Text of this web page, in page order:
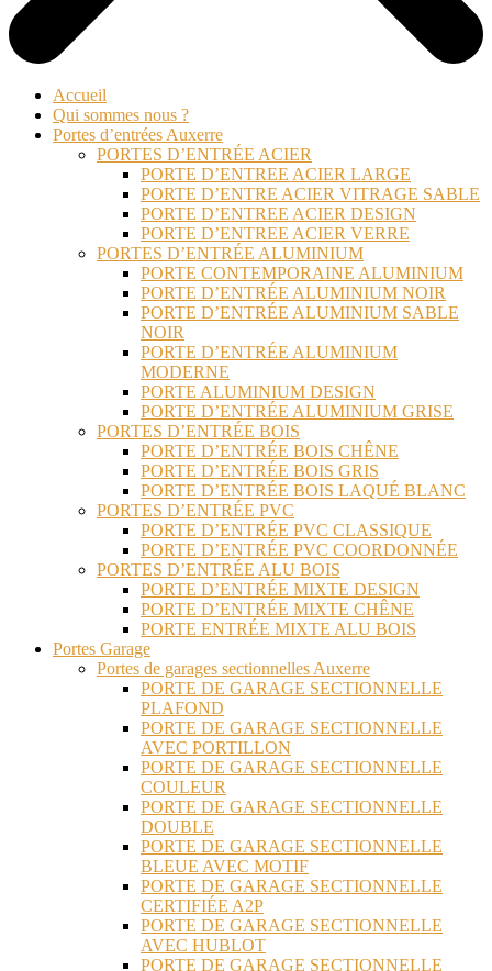
Accueil
Qui sommes nous ?
Portes d’entrées Auxerre
PORTES D’ENTRÉE ACIER
PORTE D’ENTREE ACIER LARGE
PORTE D’ENTRE ACIER VITRAGE SABLE
PORTE D’ENTREE ACIER DESIGN
PORTE D’ENTREE ACIER VERRE
PORTES D’ENTRÉE ALUMINIUM
PORTE CONTEMPORAINE ALUMINIUM
PORTE D’ENTRÉE ALUMINIUM NOIR
PORTE D’ENTRÉE ALUMINIUM SABLE
NOIR
PORTE D’ENTRÉE ALUMINIUM
MODERNE
PORTE ALUMINIUM DESIGN
PORTE D’ENTRÉE ALUMINIUM GRISE
PORTES D’ENTRÉE BOIS
PORTE D’ENTRÉE BOIS CHÊNE
PORTE D’ENTRÉE BOIS GRIS
PORTE D’ENTRÉE BOIS LAQUÉ BLANC
PORTES D’ENTRÉE PVC
PORTE D’ENTRÉE PVC CLASSIQUE
PORTE D’ENTRÉE PVC COORDONNÉE
PORTES D’ENTRÉE ALU BOIS
PORTE D’ENTRÉE MIXTE DESIGN
PORTE D’ENTRÉE MIXTE CHÊNE
PORTE ENTRÉE MIXTE ALU BOIS
Portes Garage
Portes de garages sectionnelles Auxerre
PORTE DE GARAGE SECTIONNELLE
PLAFOND
PORTE DE GARAGE SECTIONNELLE
AVEC PORTILLON
PORTE DE GARAGE SECTIONNELLE
COULEUR
PORTE DE GARAGE SECTIONNELLE
DOUBLE
PORTE DE GARAGE SECTIONNELLE
BLEUE AVEC MOTIF
PORTE DE GARAGE SECTIONNELLE
CERTIFIÉE A2P
PORTE DE GARAGE SECTIONNELLE
AVEC HUBLOT
PORTE DE GARAGE SECTIONNELLE